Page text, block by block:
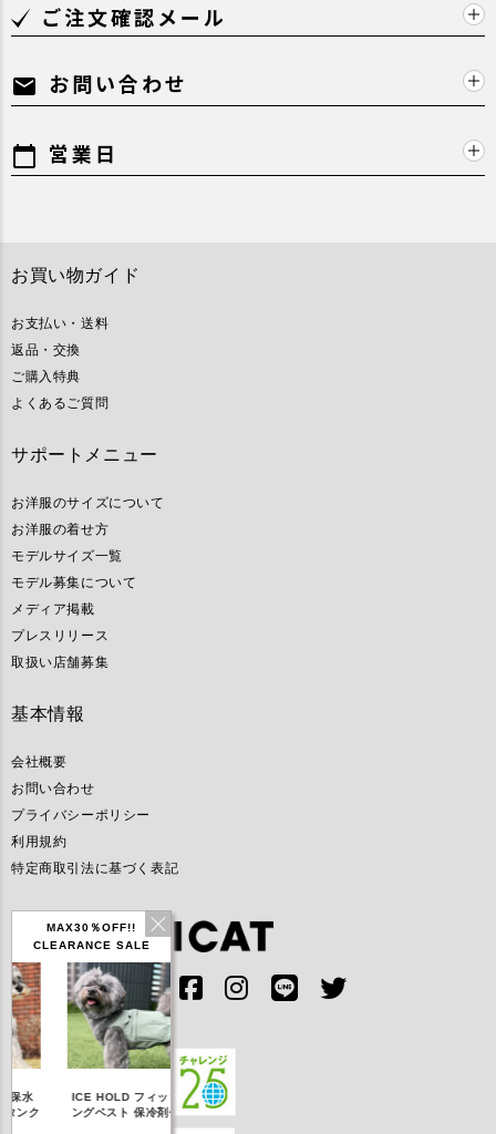
MAX30％OFF!!
CLEARANCE SALE
ICE HOLD フィッシ
ングベスト 保冷剤付
IDOG ICE HOLD ネ
ッククーラー 保冷剤
ご注文確認メール
mail お問い合わせ
calendar_today 営業日
お買い物ガイド
お支払い・送料
返品・交換
ご購入特典
よくあるご質問
サポートメニュー
お洋服のサイズについて
お洋服の着せ方
モデルサイズ一覧
モデル募集について
メディア掲載
プレスリリース
取扱い店舗募集
基本情報
会社概要
お問い合わせ
プライバシーポリシー
利用規約
特定商取引法に基づく表記